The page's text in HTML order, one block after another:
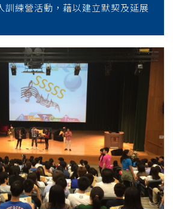
訓練營活動，藉以建立默契及延展